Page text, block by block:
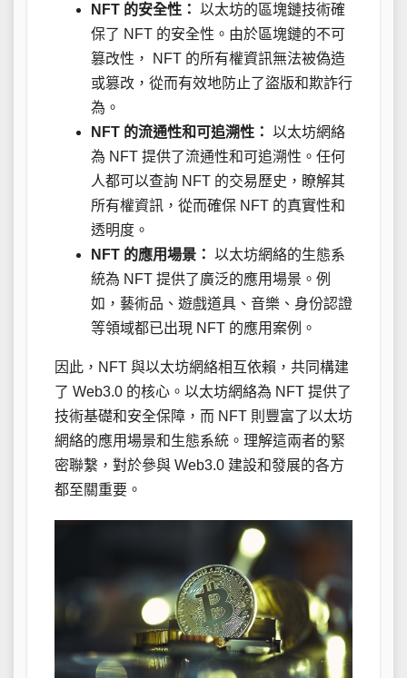
NFT 的安全性： 以太坊的區塊鏈技術確
保了 NFT 的安全性。由於區塊鏈的不可
篡改性， NFT 的所有權資訊無法被偽造
或篡改，從而有效地防止了盜版和欺詐行
為。
NFT 的流通性和可追溯性： 以太坊網絡
為 NFT 提供了流通性和可追溯性。任何
人都可以查詢 NFT 的交易歷史，瞭解其
所有權資訊，從而確保 NFT 的真實性和
透明度。
NFT 的應用場景： 以太坊網絡的生態系
統為 NFT 提供了廣泛的應用場景。例
如，藝術品、遊戲道具、音樂、身份認證
等領域都已出現 NFT 的應用案例。
因此，NFT 與以太坊網絡相互依賴，共同構建
了 Web3.0 的核心。以太坊網絡為 NFT 提供了
技術基礎和安全保障，而 NFT 則豐富了以太坊
網絡的應用場景和生態系統。理解這兩者的緊
密聯繫，對於參與 Web3.0 建設和發展的各方
都至關重要。